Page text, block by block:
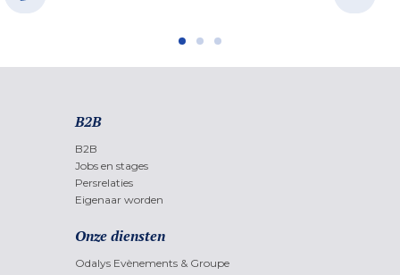
B2B
B2B
Jobs en stages
Persrelaties
Eigenaar worden
Onze diensten
Odalys Evènements & Groupe